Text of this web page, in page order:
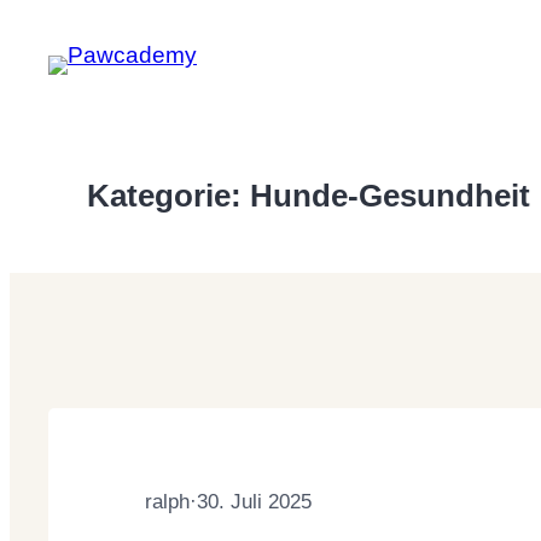
Inhalt
Kategorie: Hunde-Gesundheit
ralph·30. Juli 2025